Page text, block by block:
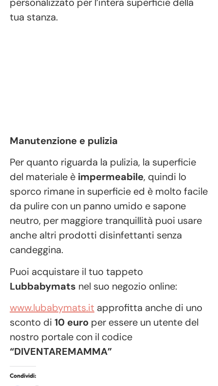
tua stanza.
Manutenzione e pulizia
Per quanto riguarda la pulizia, la superficie
del materiale è impermeabile, quindi lo
sporco rimane in superficie ed è molto facile
da pulire con un panno umido e sapone
neutro, per maggiore tranquillità puoi usare
anche altri prodotti disinfettanti senza
candeggina.
Puoi acquistare il tuo tappeto
Lubbabymats nel suo negozio online:
www.lubabymats.it approfitta anche di uno
sconto di 10 euro per essere un utente del
nostro portale con il codice
“DIVENTAREMAMMA”
Condividi: